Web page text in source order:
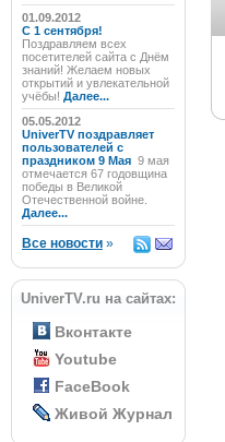
01.09.2012
C 1 сентября!
Поздравляем всех
посетителей сайта с Днём
знаний! Желаем новых
открытий и увлекательной
учёбы! Далее...
05.05.2012
UniverTV поздравляет
пользователей с
праздником 9 Мая 9 мая
отмечается 67 годовщина
победы в Великой
Отечественной войне.
Далее...
Все новости »
UniverTV.ru на сайтах:
Вконтакте
Youtube
FaceBook
Живой Журнал